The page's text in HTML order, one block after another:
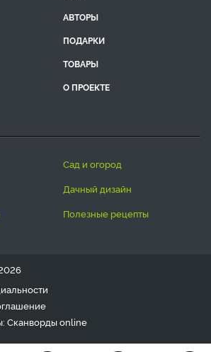
АВТОРЫ
ПОДАРКИ
ТОВАРЫ
О ПРОЕКТЕ
сад и огород
дачный дизайн
полезные рецепты
Сканвордыonline
материала допускается только с